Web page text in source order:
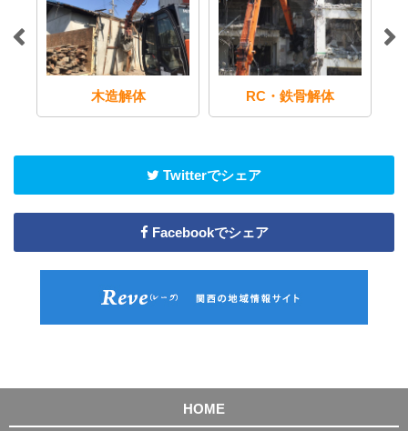
木造解体 RC・鉄骨解体
Twitterでシェア
Facebookでシェア
HOME